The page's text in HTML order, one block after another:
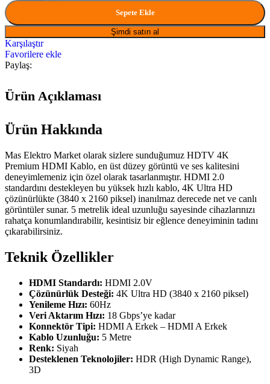
Sepete Ekle
Şimdi satın al
Karşılaştır
Favorilere ekle
Paylaş:
Ürün Açıklaması
Ürün Hakkında
Mas Elektro Market olarak sizlere sunduğumuz HDTV 4K
Premium HDMI Kablo, en üst düzey görüntü ve ses kalitesini
deneyimlemeniz için özel olarak tasarlanmıştır. HDMI 2.0
standardını destekleyen bu yüksek hızlı kablo, 4K Ultra HD
çözünürlükte (3840 x 2160 piksel) inanılmaz derecede net ve canlı
görüntüler sunar. 5 metrelik ideal uzunluğu sayesinde cihazlarınızı
rahatça konumlandırabilir, kesintisiz bir eğlence deneyiminin tadını
çıkarabilirsiniz.
Teknik Özellikler
HDMI Standardı: HDMI 2.0V
Çözünürlük Desteği: 4K Ultra HD (3840 x 2160 piksel)
Yenileme Hızı: 60Hz
Veri Aktarım Hızı: 18 Gbps’ye kadar
Konnektör Tipi: HDMI A Erkek – HDMI A Erkek
Kablo Uzunluğu: 5 Metre
Renk: Siyah
Desteklenen Teknolojiler: HDR (High Dynamic Range),
3D